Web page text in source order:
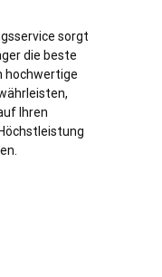
sorgt
die beste
hochwertige
Ihren